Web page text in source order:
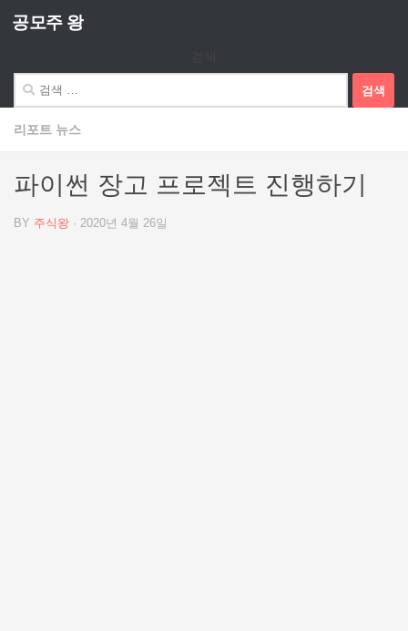
Skip to content
공모주 왕
색:
리포트 뉴스
파이썬 장고 프로젝트 진행하기
BY 주식왕 · 2020년 4월 26일